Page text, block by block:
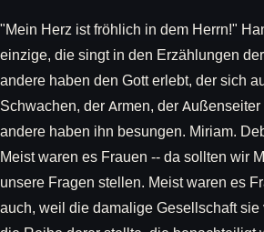
"Mein Herz ist fröhlich in dem Herrn!"
einzige, die singt in den Erzählungen
andere haben den Gott erlebt, der sich
Schwachen, der Armen, der
andere haben ihn besungen. Miriam.
Meist waren es Frauen -- da sollten wir
unsere Fragen stellen. Meist waren es
auch, weil die damalige Gesellschaft